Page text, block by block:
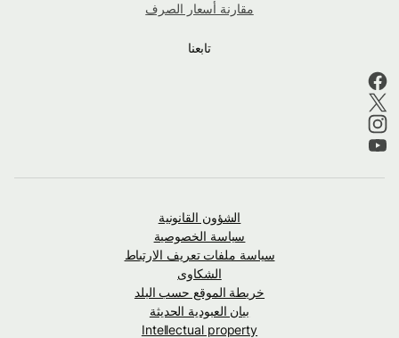
مقارنة أسعار الصرف
تابعنا
الشؤون القانونية
سياسة الخصوصية
سياسة ملفات تعريف الارتباط
الشكاوى
خريطة الموقع حسب البلد
بيان العبودية الحديثة
Intellectual property